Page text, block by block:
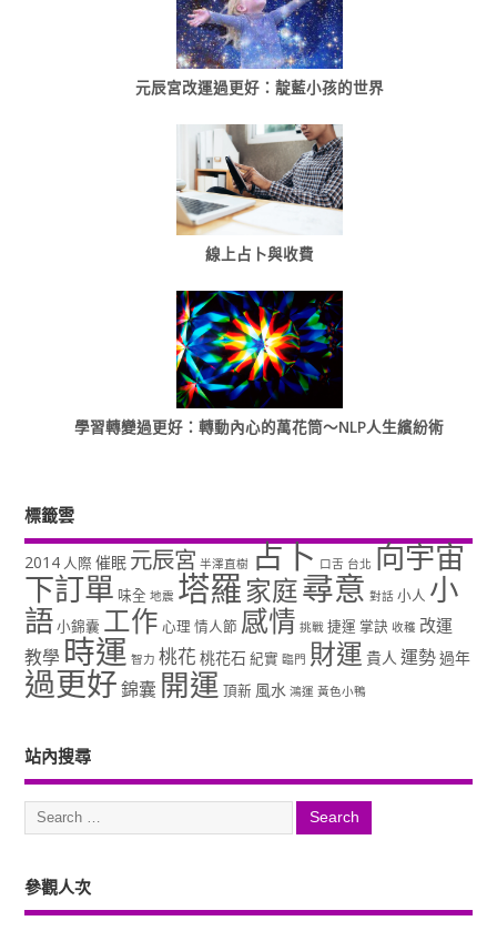
元辰宮改運過更好：靛藍小孩的世界
線上占卜與收費
學習轉變過更好：轉動內心的萬花筒～NLP人生繽紛術
標籤雲
2014 人際 催眠 元辰宮 半澤直樹 占卜 口舌 台北 向宇宙
下訂單 味全 地震 塔羅家庭尋意 對話 小人 小
語小錦囊 工作 心理 情人節 感情 挑戰 捷運 掌訣 收穫 改運
教學 時運 智力 桃花 桃花石 紀實 臨門 財運 貴人 運勢過年
過更好錦囊 開運 頂新 風水 鴻運 黃色小鴨
站內搜尋
參觀人次